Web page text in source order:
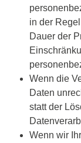
in der
Dauer der
Wenn die
Daten
statt der
Wenn wir